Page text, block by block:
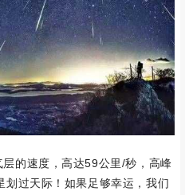
的速度，高达59公里/秒，高峰
划过天际！如果足够幸运，我们